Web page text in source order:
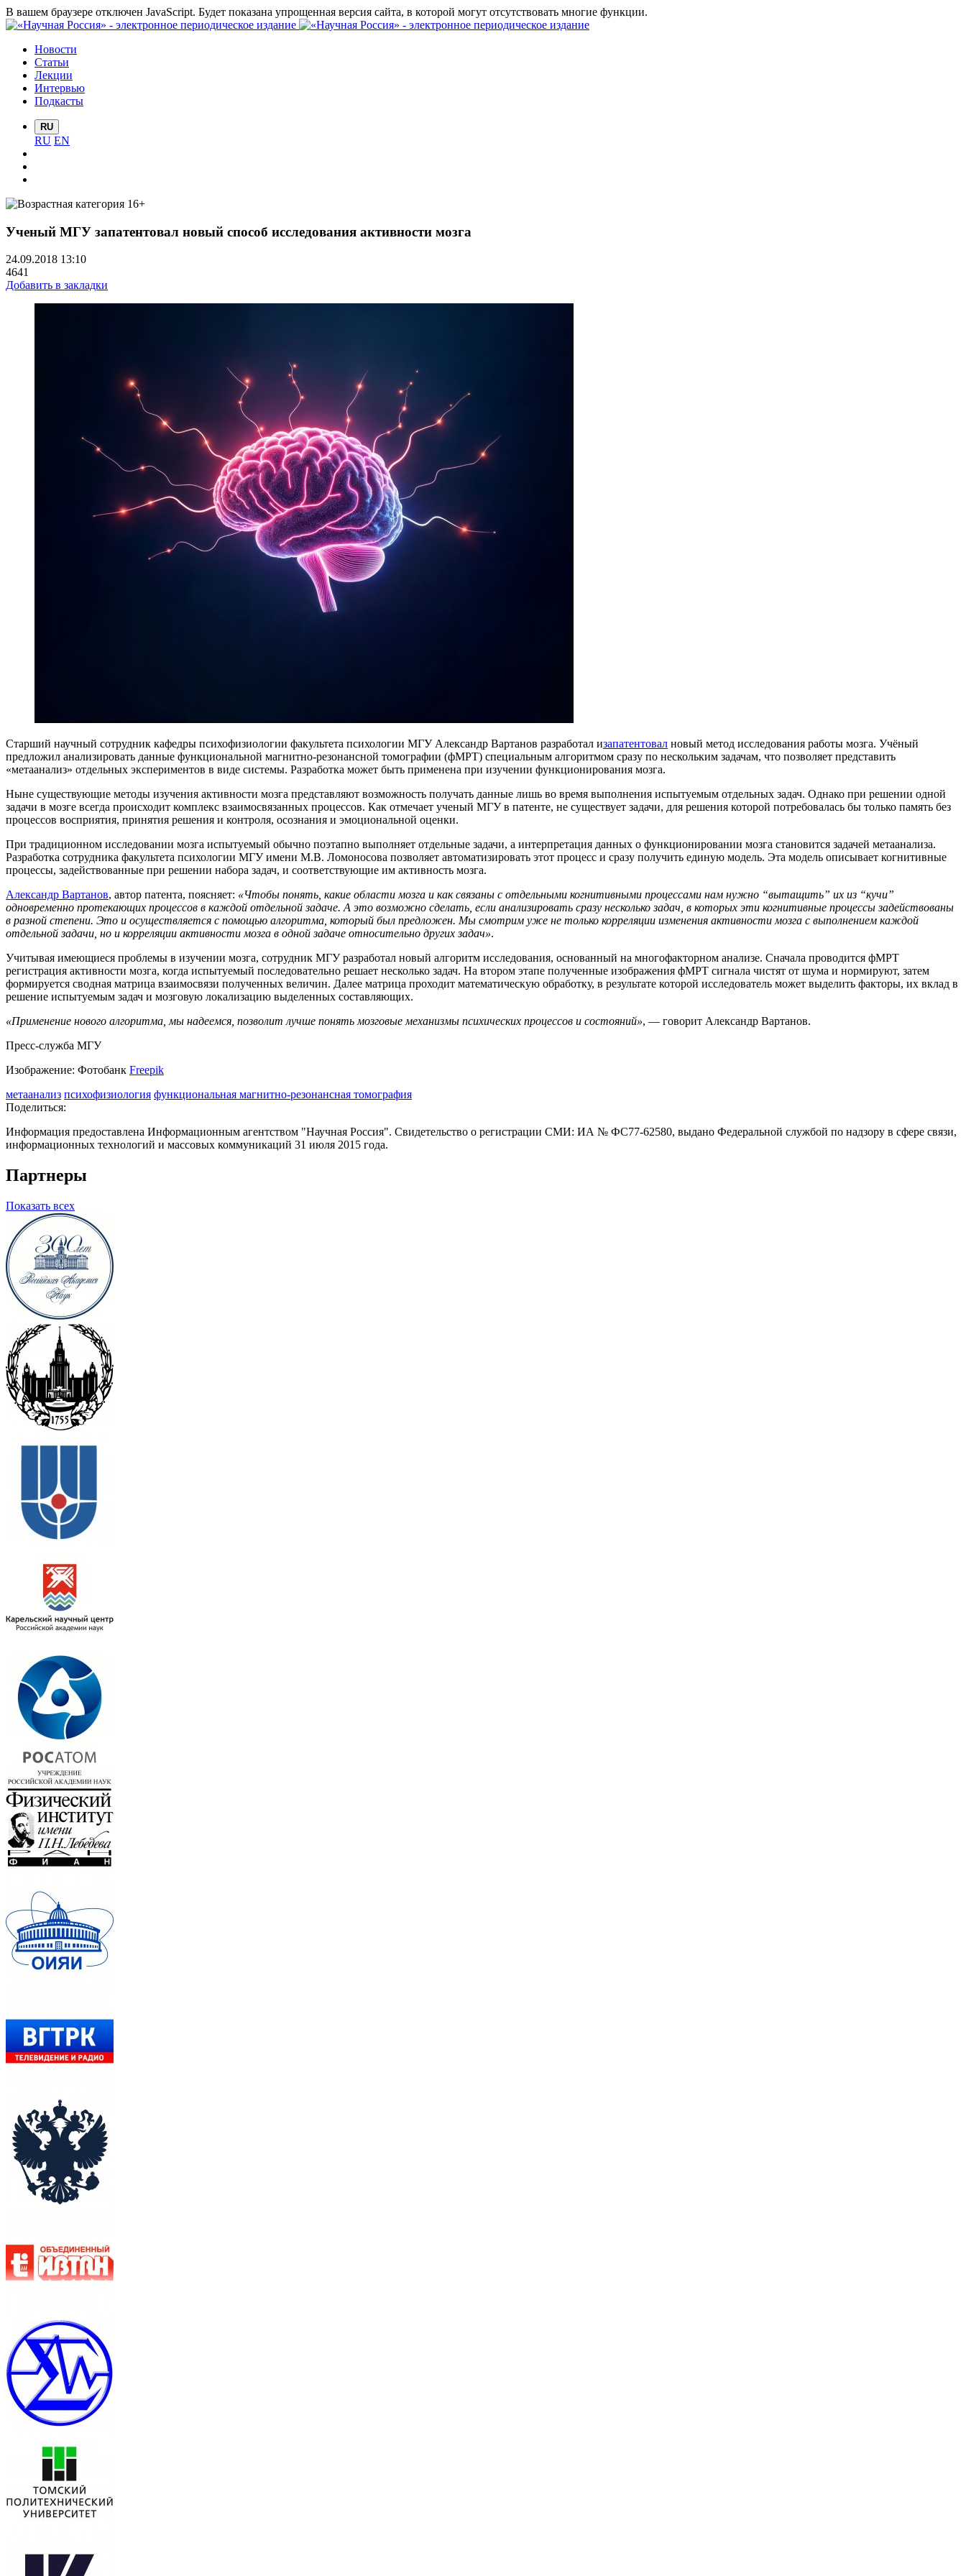
В вашем браузере отключен JavaScript. Будет показана упрощенная версия сайта, в которой могут отсутствовать многие функции.
Новости
Статьи
Лекции
Интервью
Подкасты
RU
RU EN
Ученый МГУ запатентовал новый способ исследования активности мозга
24.09.2018 13:10
4641
Добавить в закладки
Старший научный сотрудник кафедры психофизиологии факультета психологии МГУ Александр Вартанов разработал изапатентовал новый метод исследования работы мозга. Учёный
предложил анализировать данные функциональной магнитно-резонансной томографии (фМРТ) специальным алгоритмом сразу по нескольким задачам, что позволяет представить
«метаанализ» отдельных экспериментов в виде системы. Разработка может быть применена при изучении функционирования мозга.
Ныне существующие методы изучения активности мозга представляют возможность получать данные лишь во время выполнения испытуемым отдельных задач. Однако при решении одной
задачи в мозге всегда происходит комплекс взаимосвязанных процессов. Как отмечает ученый МГУ в патенте, не существует задачи, для решения которой потребовалась бы только память без
процессов восприятия, принятия решения и контроля, осознания и эмоциональной оценки.
При традиционном исследовании мозга испытуемый обычно поэтапно выполняет отдельные задачи, а интерпретация данных о функционировании мозга становится задачей метаанализа.
Разработка сотрудника факультета психологии МГУ имени М.В. Ломоносова позволяет автоматизировать этот процесс и сразу получить единую модель. Эта модель описывает когнитивные
процессы, задействованные при решении набора задач, и соответствующие им активность мозга.
Александр Вартанов, автор патента, поясняет: «Чтобы понять, какие области мозга и как связаны с отдельными когнитивными процессами нам нужно “вытащить” их из “кучи”
одновременно протекающих процессов в каждой отдельной задаче. А это возможно сделать, если анализировать сразу несколько задач, в которых эти когнитивные процессы задействованы
в разной степени. Это и осуществляется с помощью алгоритма, который был предложен. Мы смотрим уже не только корреляции изменения активности мозга с выполнением каждой
отдельной задачи, но и корреляции активности мозга в одной задаче относительно других задач».
Учитывая имеющиеся проблемы в изучении мозга, сотрудник МГУ разработал новый алгоритм исследования, основанный на многофакторном анализе. Сначала проводится фМРТ
регистрация активности мозга, когда испытуемый последовательно решает несколько задач. На втором этапе полученные изображения фМРТ сигнала чистят от шума и нормируют, затем
формируется сводная матрица взаимосвязи полученных величин. Далее матрица проходит математическую обработку, в результате которой исследователь может выделить факторы, их вклад в
решение испытуемым задач и мозговую локализацию выделенных составляющих.
«Применение нового алгоритма, мы надеемся, позволит лучше понять мозговые механизмы психических процессов и состояний», — говорит Александр Вартанов.
Пресс-служба МГУ
Изображение: Фотобанк Freepik
метаанализ психофизиология функциональная магнитно-резонансная томография
Поделиться:
Информация предоставлена Информационным агентством "Научная Россия". Свидетельство о регистрации СМИ: ИА № ФС77-62580, выдано Федеральной службой по надзору в сфере связи,
информационных технологий и массовых коммуникаций 31 июля 2015 года.
Партнеры
Показать всех